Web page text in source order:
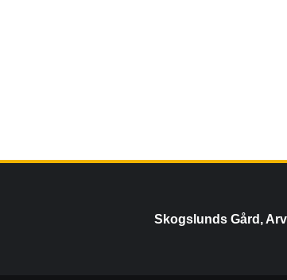
Skogslunds Gård,